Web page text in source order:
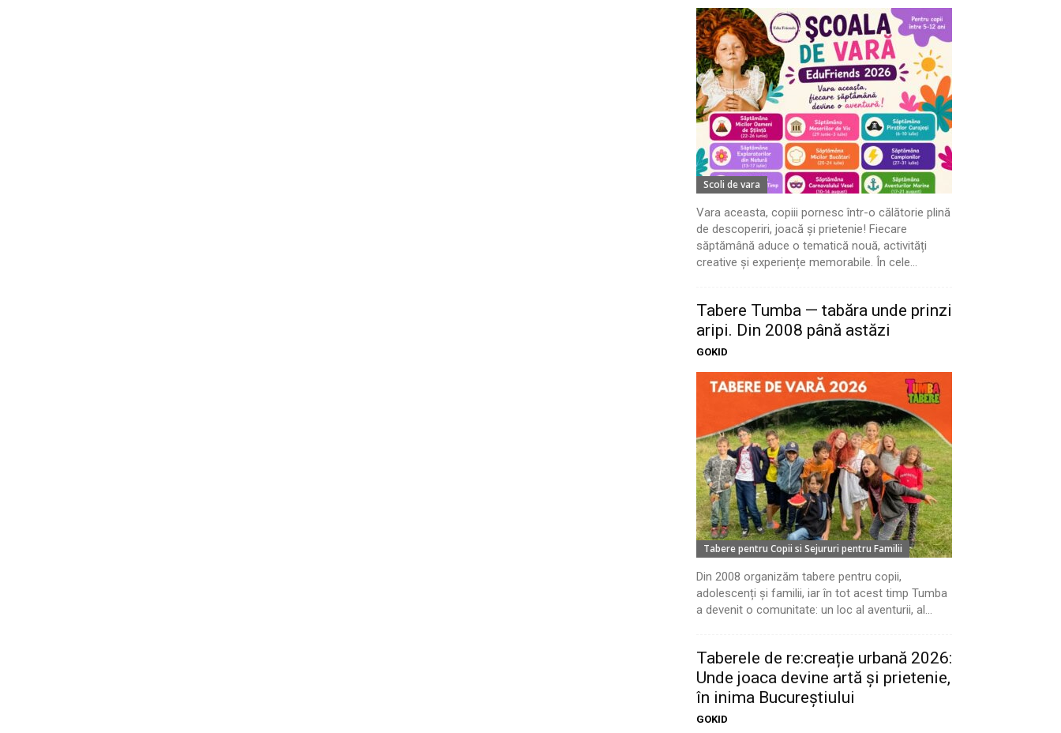
Scoli de vara
Vara aceasta, copiii pornesc într-o călătorie plină
de descoperiri, joacă și prietenie! Fiecare
săptămână aduce o tematică nouă, activități
creative și experiențe memorabile. În cele...
Tabere Tumba — tabăra unde prinzi
aripi. Din 2008 până astăzi
GOKID
Tabere pentru Copii si Sejururi pentru Familii
Din 2008 organizăm tabere pentru copii,
adolescenți și familii, iar în tot acest timp Tumba
a devenit o comunitate: un loc al aventurii, al...
Taberele de re:creație urbană 2026:
Unde joaca devine artă și prietenie,
în inima Bucureștiului
GOKID